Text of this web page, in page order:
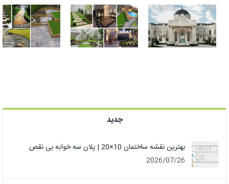
نمای ساختمان
رومی و محوطه
سازی ویلا
لوکس دبی
حیاط خانه
ویلایی و
مسکونی | 20
طرح حیاط بزرگ
و کوچک
جدید
بهترین نقشه ساختمان 10×20 | پلان سه خوابه بی نقص
2026/07/26